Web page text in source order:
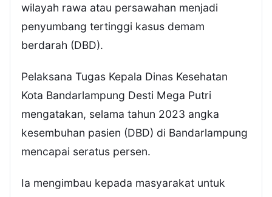
wilayah rawa atau persawahan menjadi
penyumbang tertinggi kasus demam
berdarah (DBD).
Pelaksana Tugas Kepala Dinas Kesehatan
Kota Bandarlampung Desti Mega Putri
mengatakan, selama tahun 2023 angka
kesembuhan pasien (DBD) di Bandarlampung
mencapai seratus persen.
Ia mengimbau kepada masyarakat untuk